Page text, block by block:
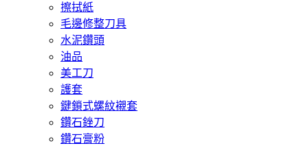
擦拭紙
毛邊修整刀具
水泥鑽頭
油品
美工刀
護套
鍵鎖式螺紋襯套
鑽石銼刀
鑽石膏粉